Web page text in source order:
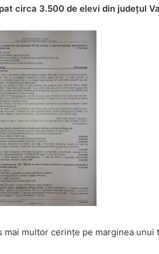
circa 3.500 de elevi din județul
mai multor cerințe pe marginea unui